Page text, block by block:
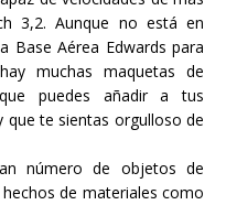
3,2. Aunque no está en
Base Aérea Edwards para
muchas maquetas de
puedes añadir a tus
que te sientas orgulloso de
número de objetos de
de materiales como